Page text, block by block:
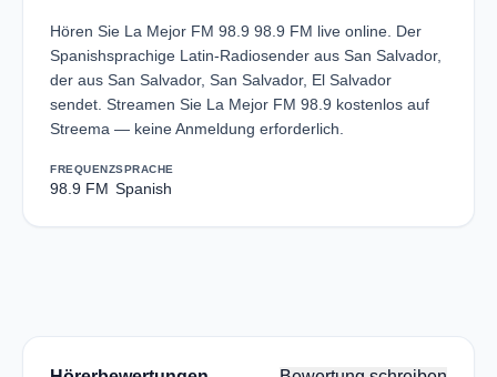
Hören Sie La Mejor FM 98.9 98.9 FM live online. Der
Spanishsprachige Latin-Radiosender aus San Salvador,
der aus San Salvador, San Salvador, El Salvador
sendet. Streamen Sie La Mejor FM 98.9 kostenlos auf
Streema — keine Anmeldung erforderlich.
FREQUENZ
98.9 FM
SPRACHE
Spanish